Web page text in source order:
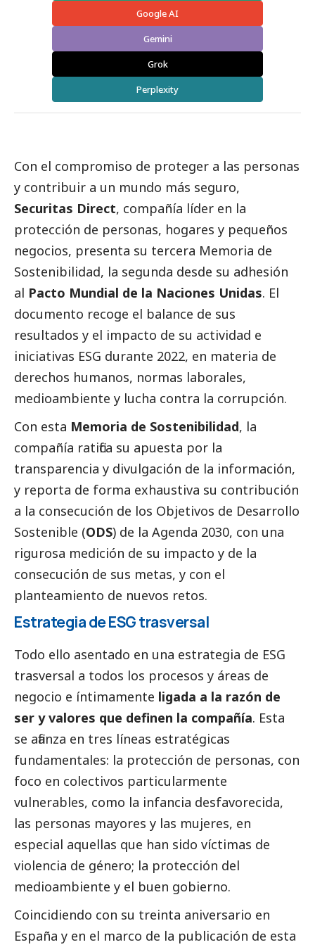
Google AI
Gemini
Grok
Perplexity
Con el compromiso de proteger a las personas
y contribuir a un mundo más seguro,
Securitas Direct, compañía líder en la
protección de personas, hogares y pequeños
negocios, presenta su tercera Memoria de
Sostenibilidad, la segunda desde su adhesión
al Pacto Mundial de la Naciones Unidas. El
documento recoge el balance de sus
resultados y el impacto de su actividad e
iniciativas ESG durante 2022, en materia de
derechos humanos, normas laborales,
medioambiente y lucha contra la corrupción.
Con esta Memoria de Sostenibilidad, la
compañía ratifica su apuesta por la
transparencia y divulgación de la información,
y reporta de forma exhaustiva su contribución
a la consecución de los Objetivos de Desarrollo
Sostenible (ODS) de la Agenda 2030, con una
rigurosa medición de su impacto y de la
consecución de sus metas, y con el
planteamiento de nuevos retos.
Estrategia de ESG trasversal
Todo ello asentado en una estrategia de ESG
trasversal a todos los procesos y áreas de
negocio e íntimamente ligada a la razón de
ser y valores que definen la compañía. Esta
se afianza en tres líneas estratégicas
fundamentales: la protección de personas, con
foco en colectivos particularmente
vulnerables, como la infancia desfavorecida,
las personas mayores y las mujeres, en
especial aquellas que han sido víctimas de
violencia de género; la protección del
medioambiente y el buen gobierno.
Coincidiendo con su treinta aniversario en
España y en el marco de la publicación de esta